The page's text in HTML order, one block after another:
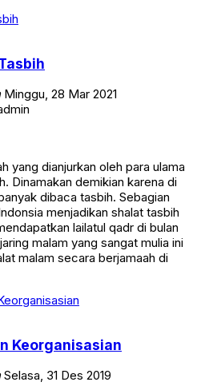
Minggu, 28 Mar 2021
yang dianjurkan oleh para ulama
Dinamakan demikian karena di
dibaca tasbih. Sebagian
menjadikan shalat tasbih
lailatul qadr di bulan
malam yang sangat mulia ini
malam secara berjamaah di
Keorganisasian
Selasa, 31 Des 2019